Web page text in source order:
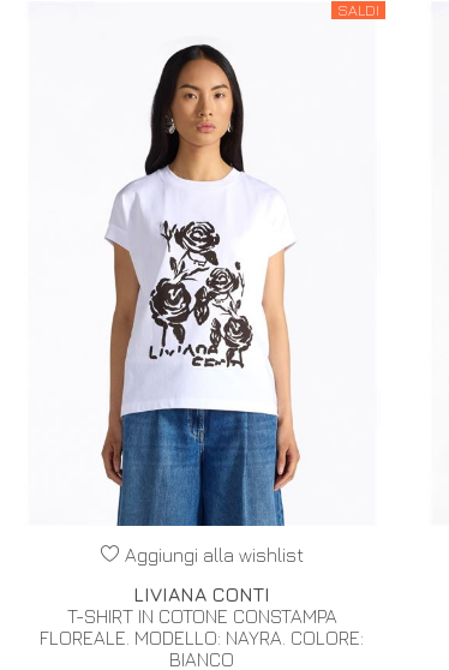
SALDI
Aggiungi alla wishlist
LIVIANA CONTI
T-SHIRT IN COTONE CONSTAMPA
FLOREALE. MODELLO: NAYRA. COLORE:
BIANCO